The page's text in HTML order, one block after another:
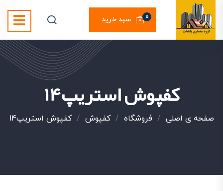
سبد خرید 0
کفپوش استریپ14
صفحه ی اصلی / فروشگاه /کفپوش /کفپوش استریپ14